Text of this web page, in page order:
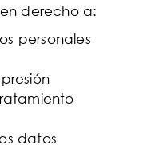
derecho a:
personales
datos